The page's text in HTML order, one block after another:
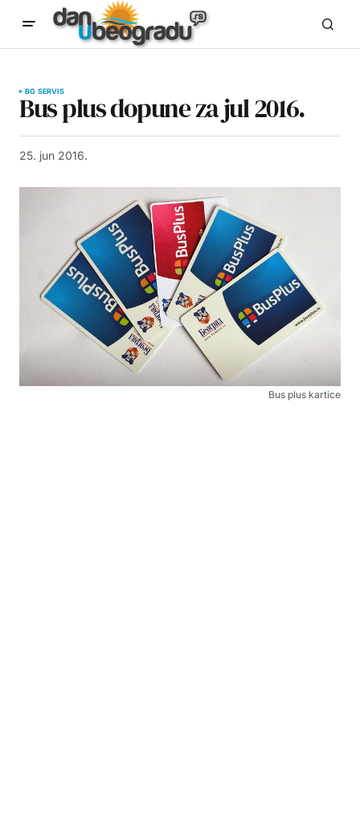
BG SERVIS
Bus plus dopune za jul 2016.
25. jun 2016.
Bus plus kartice